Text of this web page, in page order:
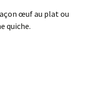
œuf au plat ou
quiche.